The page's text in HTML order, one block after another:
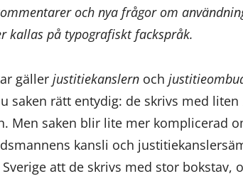
och nya frågor om
kallas på typografiskt fackspråk.
gäller justitiekanslern och
saken rätt entydig: de skrivs med
Men saken blir lite mer komplicerad
kansli och
att de skrivs med stor